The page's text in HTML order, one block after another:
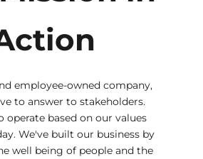
employee-owned company,
to answer to stakeholders.
operate based on our values
We've built our business by
well being of people and the